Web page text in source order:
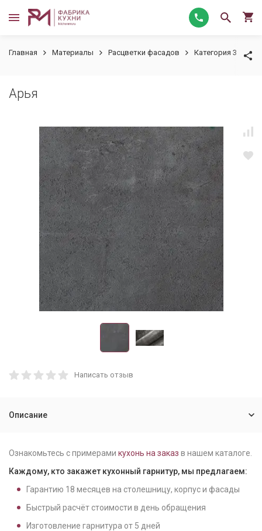
Главная Материалы Расцветки фасадов Категория 3
Арья
Написать отзыв
Описание
Ознакомьтесь с примерами кухонь на заказ в нашем каталоге.
Каждому, кто закажет кухонный гарнитур, мы предлагаем:
Гарантию 18 месяцев на столешницу, корпус и фасады
Быстрый расчёт стоимости в день обращения
Изготовление гарнитура от 5 дней